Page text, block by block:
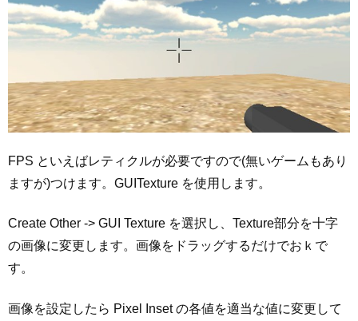
FPS といえばレティクルが必要ですので(無いゲームもあり
ますが)つけます。GUITexture を使用します。
Create Other -> GUI Texture を選択し、Texture部分を十字
の画像に変更します。画像をドラッグするだけでおｋで
す。
画像を設定したら Pixel Inset の各値を適当な値に変更して